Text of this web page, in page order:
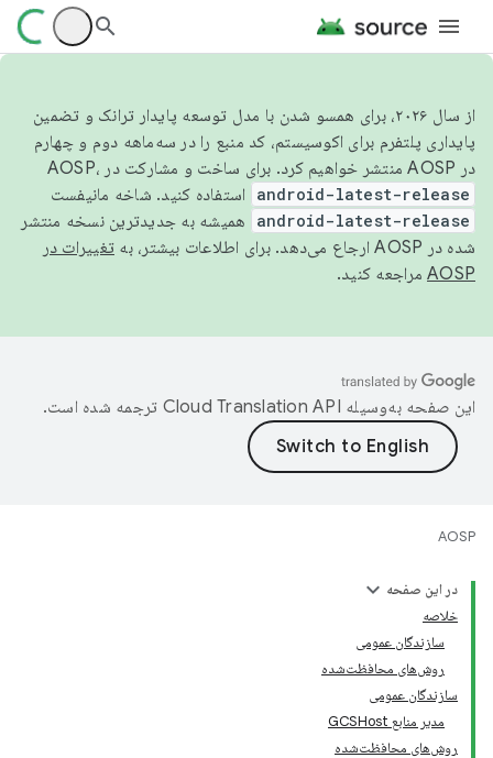
از سال ۲۰۲۶، برای همسو شدن با مدل توسعه پایدار ترانک و تضمین
پایداری پلتفرم برای اکوسیستم، کد منبع را در سه‌ماهه دوم و چهارم
در AOSP منتشر خواهیم کرد. برای ساخت و مشارکت در AOSP،
android-latest-release استفاده کنید. شاخه مانیفست
android-latest-release
همیشه به جدیدترین نسخه منتشر
شده در AOSP ارجاع می‌دهد. برای اطلاعات بیشتر، به
تغییرات در
AOSP مراجعه کنید.
این صفحه به‌وسیله ترجمه شده است.
AOSP
در این صفحه
خلاصه
سازندگان عمومی
روش‌های محافظت‌شده
سازندگان عمومی
مدیر منابع GCSHost
روش‌های محافظت‌شده